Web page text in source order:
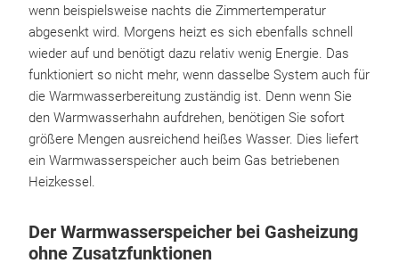
wenn beispielsweise nachts die Zimmertemperatur
abgesenkt wird. Morgens heizt es sich ebenfalls schnell
wieder auf und benötigt dazu relativ wenig Energie. Das
funktioniert so nicht mehr, wenn dasselbe System auch für
die Warmwasserbereitung zuständig ist. Denn wenn Sie
den Warmwasserhahn aufdrehen, benötigen Sie sofort
größere Mengen ausreichend heißes Wasser. Dies liefert
ein Warmwasserspeicher auch beim Gas betriebenen
Heizkessel.
Der Warmwasserspeicher bei Gasheizung
ohne Zusatzfunktionen